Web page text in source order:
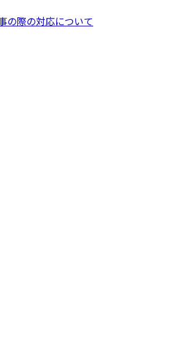
の際の対応について